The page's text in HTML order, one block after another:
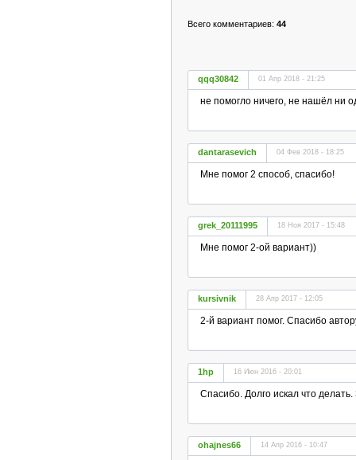
Всего комментариев: 44
qqq30842 01 Апр 2018 - 21:25
не помогло ничего, не нашёл ни
dantarasevich 04 Фев 2018 - 18:25
Мне помог 2 способ, спасибо!
grek_20111995 18 Ноя 2017 - 15:48
Мне помог 2-ой вариант))
kursivnik 28 Апр 2017 - 12:05
2-й вариант помог. Спасибо
1hp 16 Июн 2016 - 20:01
Спасибо. Долго искал что делать.
ohajnes66 14 Апр 2016 - 10:47